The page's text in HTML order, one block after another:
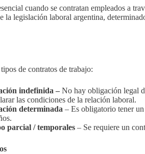
cuando se contratan empleados a
la legislación laboral argentina,
de contratos de trabajo:
indefinida – No hay obligación legal
las condiciones de la relación laboral.
determinada – Es obligatorio tener
parcial / temporales – Se requiere un